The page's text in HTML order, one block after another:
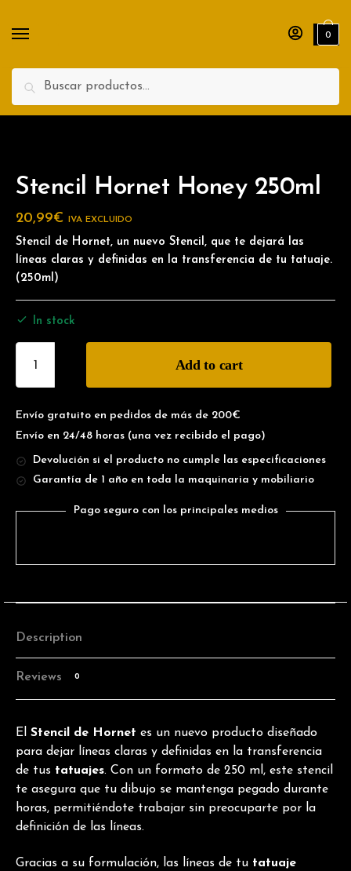
Search
0
Stencil Hornet Honey 250ml
20,99€ IVA EXCLUIDO
Stencil de Hornet, un nuevo Stencil, que te dejará las
líneas claras y definidas en la transferencia de tu tatuaje.
(250ml)
In stock
Add to cart
Envío gratuito en pedidos de más de 200€
Envío en 24/48 horas (una vez recibido el pago)
Devolución si el producto no cumple las especificaciones
Garantía de 1 año en toda la maquinaria y mobiliario
Pago seguro con los principales medios
Description
Reviews 0
El Stencil de Hornet es un nuevo producto diseñado
para dejar líneas claras y definidas en la transferencia
de tus tatuajes. Con un formato de 250 ml, este stencil
te asegura que tu dibujo se mantenga pegado durante
horas, permitiéndote trabajar sin preocuparte por la
definición de las líneas.
Gracias a su formulación, las líneas de tu tatuaje